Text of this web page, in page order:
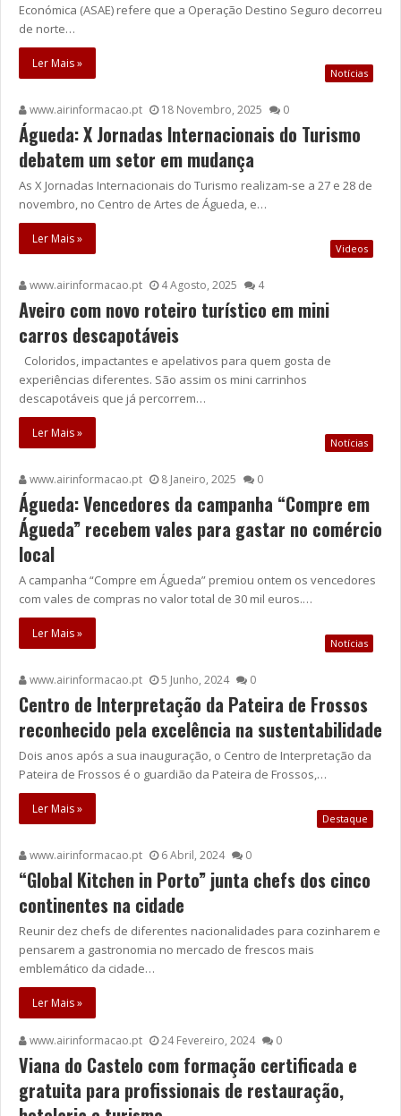
Económica (ASAE) refere que a Operação Destino Seguro decorreu
de norte…
Ler Mais »
Notícias
www.airinformacao.pt 18 Novembro, 2025 0
Águeda: X Jornadas Internacionais do Turismo
debatem um setor em mudança
As X Jornadas Internacionais do Turismo realizam-se a 27 e 28 de
novembro, no Centro de Artes de Águeda, e…
Ler Mais »
Videos
www.airinformacao.pt 4 Agosto, 2025 4
Aveiro com novo roteiro turístico em mini
carros descapotáveis
Coloridos, impactantes e apelativos para quem gosta de
experiências diferentes. São assim os mini carrinhos
descapotáveis que já percorrem…
Ler Mais »
Notícias
www.airinformacao.pt 8 Janeiro, 2025 0
Águeda: Vencedores da campanha “Compre em
Águeda” recebem vales para gastar no comércio
local
A campanha “Compre em Águeda” premiou ontem os vencedores
com vales de compras no valor total de 30 mil euros.…
Ler Mais »
Notícias
www.airinformacao.pt 5 Junho, 2024 0
Centro de Interpretação da Pateira de Frossos
reconhecido pela excelência na sustentabilidade
Dois anos após a sua inauguração, o Centro de Interpretação da
Pateira de Frossos é o guardião da Pateira de Frossos,…
Ler Mais »
Destaque
www.airinformacao.pt 6 Abril, 2024 0
“Global Kitchen in Porto” junta chefs dos cinco
continentes na cidade
Reunir dez chefs de diferentes nacionalidades para cozinharem e
pensarem a gastronomia no mercado de frescos mais
emblemático da cidade…
Ler Mais »
www.airinformacao.pt 24 Fevereiro, 2024 0
Viana do Castelo com formação certificada e
gratuita para profissionais de restauração,